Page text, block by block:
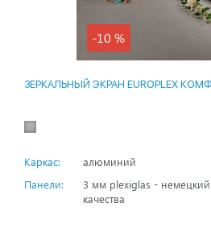
-10 %
ЗЕРКАЛЬНЫЙ ЭКРАН EUROPLEX
Каркас:
алюминий
Панели:
3 мм plexiglas - немецкий
качества